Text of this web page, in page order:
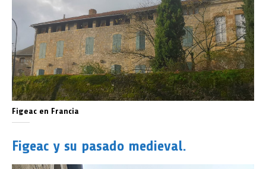
Figeac en Francia
Figeac y su pasado medieval.